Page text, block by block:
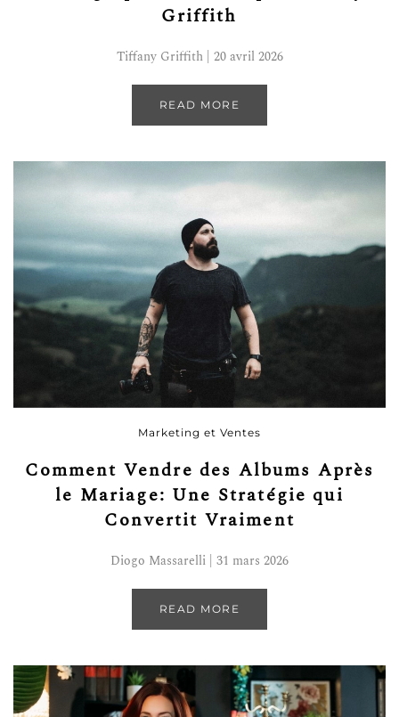
Griffith
Tiffany Griffith | 20 avril 2026
READ MORE
Marketing et Ventes
Comment Vendre des Albums Après
le Mariage: Une Stratégie qui
Convertit Vraiment
Diogo Massarelli | 31 mars 2026
READ MORE